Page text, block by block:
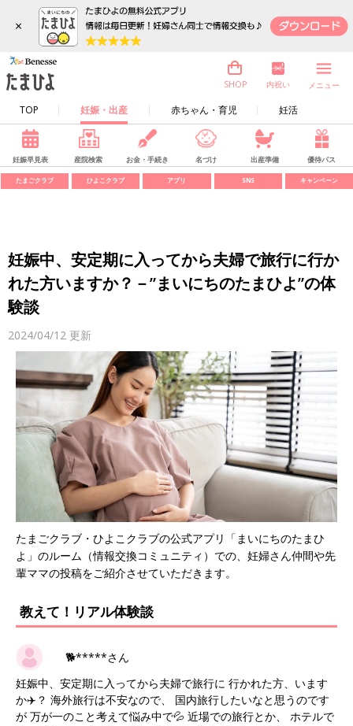
×
TOP 妊娠・出産 赤ちゃん・育児 妊活
SHOP 内祝い メニュー
妊娠早見表 産院検索 お金・手続き 名づけ 出産準備 優待パス
たまごクラブ ひよこクラブ アプリ SNS キャンペーン
妊娠中、安定期に入ってから夫婦で旅行に行か
れた方いますか？－”まいにちのたまひよ”の体
験談
2024/04/12 更新
たまごクラブ・ひよこクラブの公式アプリ「まいにちのたまひ
よ」のルーム（情報交換コミュニティ）での、妊婦さん仲間や先
輩ママの投稿をご紹介させていただきます。
教えて！リアル体験談
🐕*****さん
妊娠中、安定期に入ってから夫婦で旅行に 行かれた方、います
か✈️？ 海外旅行は不安なので、 国内旅行したいなと思うのです
が 万が一のこと考えて悩み中で💦 近場での旅行とか、 ホテルで